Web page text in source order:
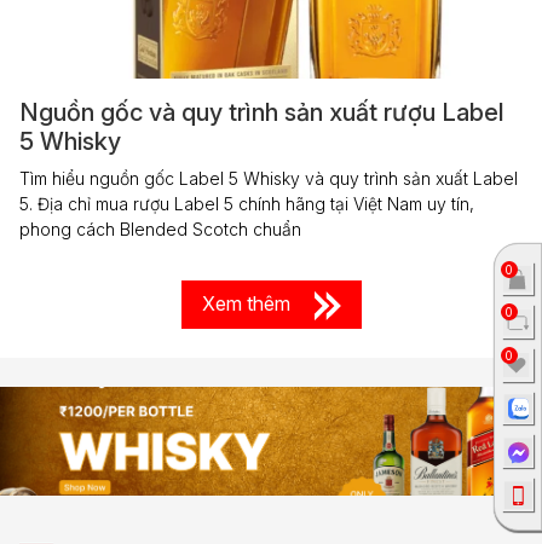
Nguồn gốc và quy trình sản xuất rượu Label
5 Whisky
Tìm hiểu nguồn gốc Label 5 Whisky và quy trình sản xuất Label
5. Địa chỉ mua rượu Label 5 chính hãng tại Việt Nam uy tín,
phong cách Blended Scotch chuẩn
Xem thêm
0
0
0